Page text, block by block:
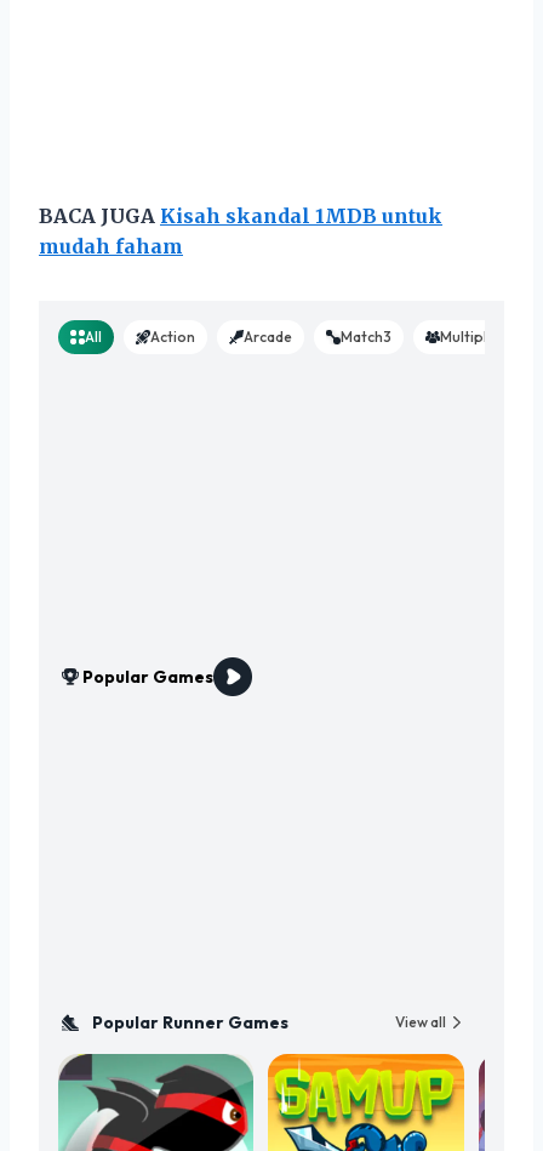
BACA JUGA Kisah skandal 1MDB untuk
mudah faham